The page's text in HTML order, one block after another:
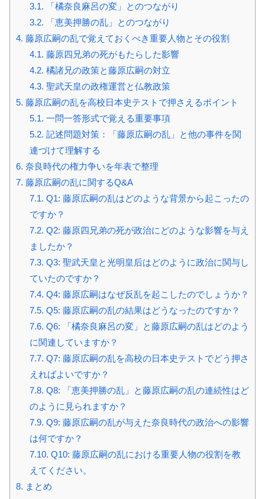
3.1. 「橘奈良麻呂の変」とのつながり
3.2. 「恵美押勝の乱」とのつながり
4. 藤原広嗣の乱で覚えておくべき重要人物とその役割
4.1. 藤原四兄弟の死がもたらした影響
4.2. 橘諸兄の政策と藤原広嗣の対立
4.3. 聖武天皇の政権運営と仏教政策
5. 藤原広嗣の乱を高校日本史テストで押さえるポイント
5.1. 一問一答形式で覚える重要事項
5.2. 記述問題対策：「藤原広嗣の乱」と他の事件を関
連づけて理解する
6. 奈良時代の権力争いを年表で整理
7. 藤原広嗣の乱に関するQ&A
7.1. Q1: 藤原広嗣の乱はどのような背景から起こったの
ですか？
7.2. Q2: 藤原四兄弟の死が政治にどのような影響を与え
ましたか？
7.3. Q3: 聖武天皇と光明皇后はどのように政治に関与し
ていたのですか？
7.4. Q4: 藤原広嗣はなぜ反乱を起こしたのでしょうか？
7.5. Q5: 藤原広嗣の乱の結果はどうなったのですか？
7.6. Q6: 「橘奈良麻呂の変」と藤原広嗣の乱はどのよう
に関連していますか？
7.7. Q7: 藤原広嗣の乱を高校の日本史テストでどう押さ
えればよいですか？
7.8. Q8: 「恵美押勝の乱」と藤原広嗣の乱の連続性はど
のように見られますか？
7.9. Q9: 藤原広嗣の乱が与えた奈良時代の政治への影響
は何ですか？
7.10. Q10: 藤原広嗣の乱における重要人物の役割を教
えてください。
8. まとめ